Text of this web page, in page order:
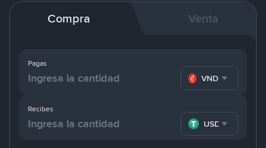
Compra Venta
Pagas
VND
Recibes
USDT